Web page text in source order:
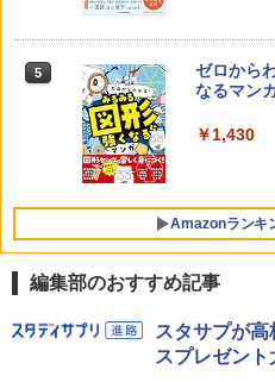
5
ゼロから
なるマン
￥1,430
Amazonランキ
1
Amazon
ンチ) ピン
キッズコ
1
タッチペ
1000 英語
1
ThinkFun
メイズ」
日本語説
編集部のおすすめ記事
スタサプが
スプレゼント